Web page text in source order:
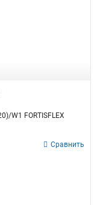
W1 FORTISFLEX
Сравнить